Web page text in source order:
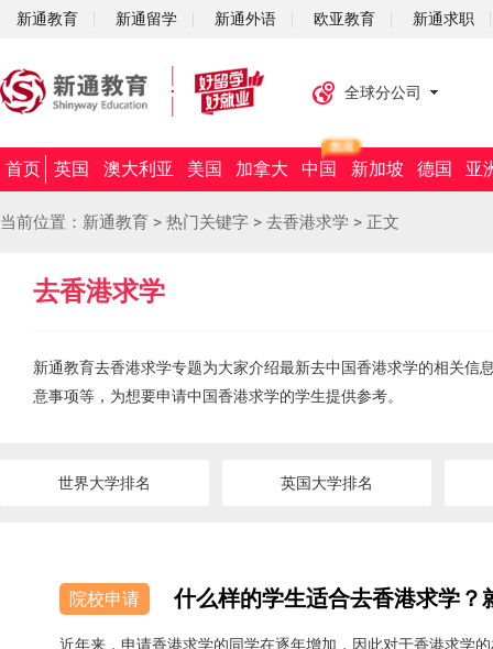
新通教育 新通留学 新通外语 欧亚教育 新通求职
全球分公司
首页 英国 澳大利亚 美国 加拿大 中国 新加坡 德国 亚
当前位置： 新通教育 > 热门关键字 > 去香港求学 > 正文
去香港求学
新通教育去香港求学专题为大家介绍最新去中国香港求学的相关
意事项等，为想要申请中国香港求学的学生提供参考。
世界大学排名 英国大学排名
院校申请 什么样的学生适合去香港求学？
近年来，申请香港求学的同学在逐年增加，因此对于香港求学